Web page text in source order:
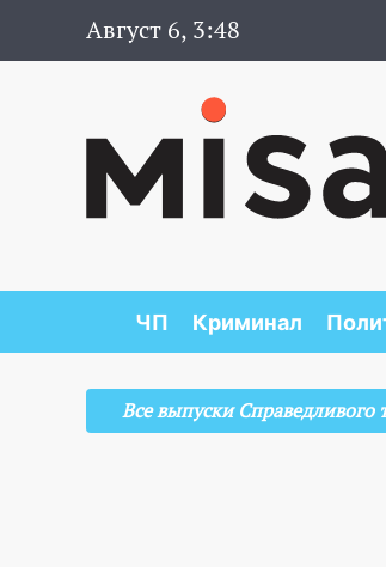
Август 6, 3:48
ЧП Криминал
Все выпуски Справедливого